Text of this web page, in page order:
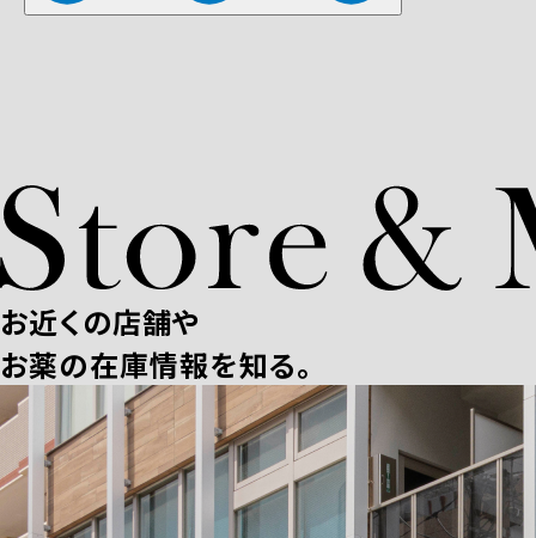
お近くの店舗や
お薬の在庫情報を知る。